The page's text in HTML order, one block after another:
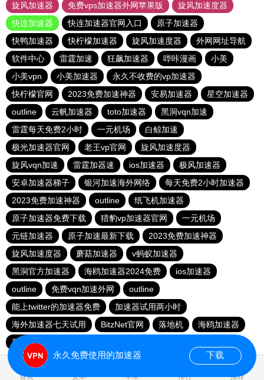
旋风加速器
免费vps加速器外网苹果版
旋风加速度器
快连加速器
快连加速器官网入口
原子加速器
快鸭加速器
快柠檬加速器 旋风加速度器
外网网址导航
软件中心
雷霆加速 狂飙加速器 哔咔漫画
小美
小美vpn
小美加速器
永久不收费的vp加速器
快柠檬官网
2023免费加速神器 安易加速器
星空加速器
outline
云帆加速器 toto加速器
黑洞vqn加速
雷霆每天免费2小时
一元机场
白鲸加速
极光加速器官网
老王vp官网
旋风加速度器
旋风vqn加速
雷霆加器速 ios加速器
极风加速器
安卓加速器梯子
银河加速海外网络
每天免费2小时加速器
2023免费加速神器
outline
纸飞机加速器
原子加速器免费下载
猎豹vp加速器官网
一元机场
元链加速器
原子加速最新下载
2023免费加速神器
旋风加速度器
蘑菇加速器
v蚂蚁加速器
黑洞官方加速器
海鸥加速器2024免费
ios加速器
outline
免费vqn加速外网
outline
能上twitter的加速器免费
加速器试用两小时
海外加速器七天试用
BitzNet官网 落地机
海鸥加速器
落地机
首页 安卓 苹果 排行 推荐
永久免费使用的加速器 下载
0.032210s